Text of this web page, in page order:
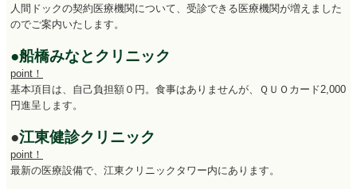
人間ドックの契約医療機関について、受診できる医療機関が増えました
のでご案内いたします。
●船橋みなとクリニック
point！
基本項目は、自己負担額０円。食事はありませんが、ＱＵＯカード2,000
円進呈します。
●江東健診クリニック
point！
最新の医療設備で、江東クリニックタワー内にあります。